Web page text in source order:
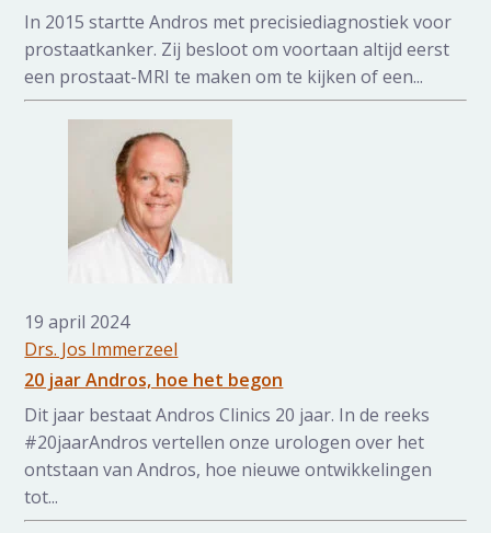
In 2015 startte Andros met precisiediagnostiek voor
prostaatkanker. Zij besloot om voortaan altijd eerst
een prostaat-MRI te maken om te kijken of een...
19 april 2024
Drs. Jos Immerzeel
20 jaar Andros, hoe het begon
Dit jaar bestaat Andros Clinics 20 jaar. In de reeks
#20jaarAndros vertellen onze urologen over het
ontstaan van Andros, hoe nieuwe ontwikkelingen
tot...